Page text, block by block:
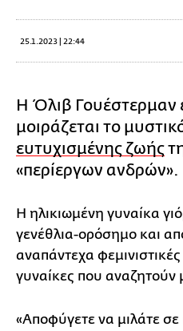
25.1.2023 | 22:44
Η Όλιβ Γουέστερμαν
μοιράζεται το
ευτυχισμένης ζωής
«περίεργων ανδρών».
Η ηλικιωμένη γυναίκα
γενέθλια-ορόσημο και
αναπάντεχα
γυναίκες που αναζητούν
«Αποφύγετε να μιλάτε σε